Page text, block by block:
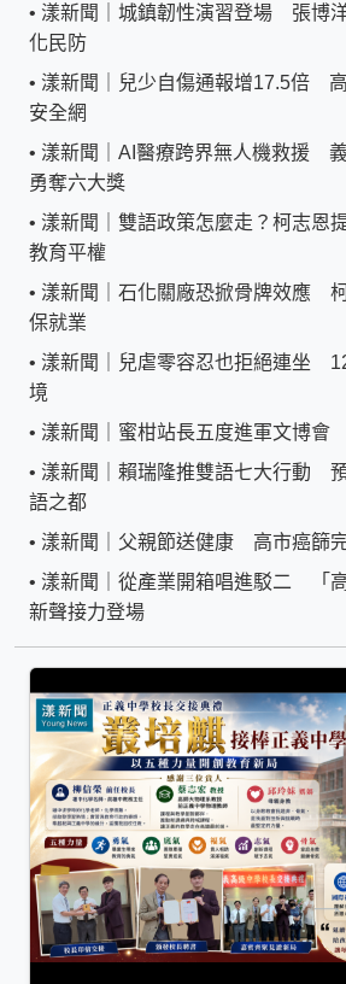
• 漾新聞｜城鎮韌性演習登場 張博
化民防
• 漾新聞｜兒少自傷通報增17.5倍
安全網
• 漾新聞｜AI醫療跨界無人機救援
勇奪六大獎
• 漾新聞｜雙語政策怎麼走？柯志恩
教育平權
• 漾新聞｜石化關廠恐掀骨牌效應
保就業
• 漾新聞｜兒虐零容忍也拒絕連坐
境
• 漾新聞｜蜜柑站長五度進軍文博
• 漾新聞｜賴瑞隆推雙語七大行動
語之都
• 漾新聞｜父親節送健康 高市癌篩
• 漾新聞｜從產業開箱唱進駁二 「
新聲接力登場